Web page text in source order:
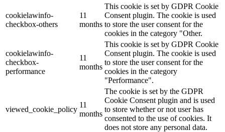
cookielawinfo-
checkbox-others
11
months
This cookie is set by GDPR Cookie
Consent plugin. The cookie is used
to store the user consent for the
cookies in the category "Other.
cookielawinfo-
checkbox-
performance
11
months
This cookie is set by GDPR Cookie
Consent plugin. The cookie is used
to store the user consent for the
cookies in the category
"Performance".
viewed_cookie_policy
11
months
The cookie is set by the GDPR
Cookie Consent plugin and is used
to store whether or not user has
consented to the use of cookies. It
does not store any personal data.